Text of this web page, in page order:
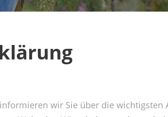
wir Sie über die wichtigsten